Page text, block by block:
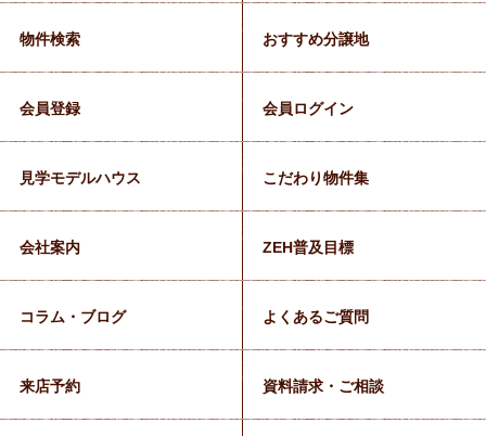
物件検索 おすすめ分譲地
会員登録 会員ログイン
見学モデルハウス こだわり物件集
会社案内 ZEH普及目標
コラム・ブログ よくあるご質問
来店予約 資料請求・ご相談